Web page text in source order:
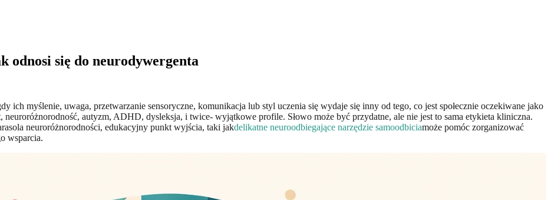
odnosi się do neurodywergenta
ich myślenie, uwaga, przetwarzanie sensoryczne, komunikacja lub styl uczenia się wydaje się inny od tego, co jest społecznie oczekiwane jako
autyzm, ADHD, dysleksja, i twice- wyjątkowe profile. Słowo może być przydatne, ale nie jest to sama etykieta kliniczna.
neuroróżnorodności, edukacyjny punkt wyjścia, taki jakdelikatne neuroodbiegające narzędzie samoodbiciamoże pomóc zorganizować
wsparcia.